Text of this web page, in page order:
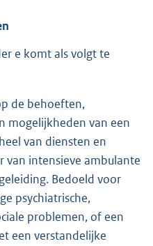
e komt als volgt te
de behoeften,
mogelijkheden van een
van diensten en
van intensieve ambulante
Bedoeld voor
psychiatrische,
problemen, of een
een verstandelijke